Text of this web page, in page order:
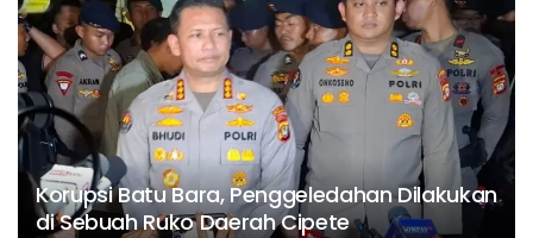
Korupsi Batu Bara, Penggeledahan Dilakukan
di Sebuah Ruko Daerah Cipete